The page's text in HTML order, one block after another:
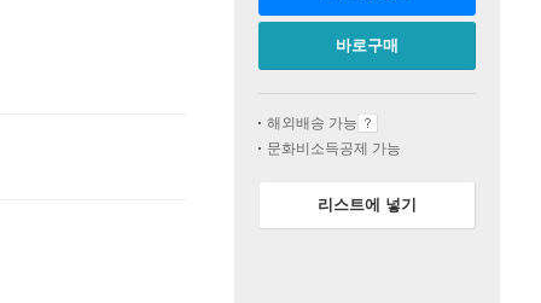
바로구매
해외배송 가능
문화비소득공제 가능
리스트에 넣기